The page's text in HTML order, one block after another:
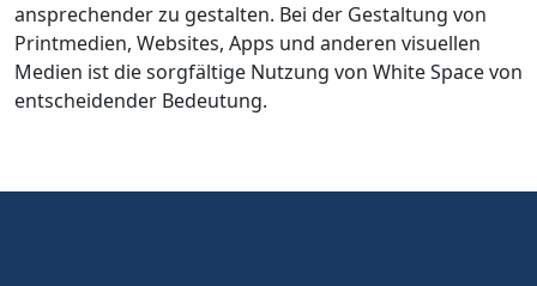
ansprechender zu gestalten. Bei der Gestaltung von
Printmedien, Websites, Apps und anderen visuellen
Medien ist die sorgfältige Nutzung von White Space von
entscheidender Bedeutung.